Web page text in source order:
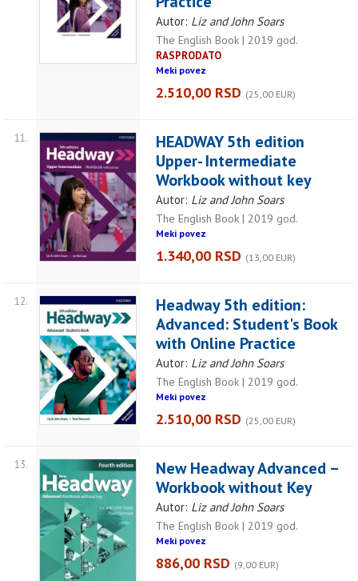
Autor: Liz and John Soars
The English Book | 2019 god.
RASPRODATO
Meki povez
2.510,00 RSD (25,00 EUR)
11.
HEADWAY 5th edition
Upper- Intermediate
Workbook without key
Autor: Liz and John Soars
The English Book | 2019 god.
Meki povez
1.340,00 RSD (13,00 EUR)
12.
Headway 5th edition:
Advanced: Student's Book
with Online Practice
Autor: Liz and John Soars
The English Book | 2019 god.
Meki povez
2.510,00 RSD (25,00 EUR)
13.
New Headway Advanced –
Workbook without Key
Autor: Liz and John Soars
The English Book | 2019 god.
Meki povez
886,00 RSD (9,00 EUR)